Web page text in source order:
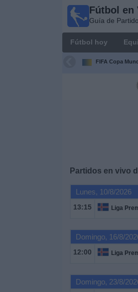
Fútbol en
Guía de
Fútbol hoy
FIFA Copa
Partidos en vivo
Lunes, 10/8/2026
13:15 Liga
Domingo, 16/8/
12:00 Liga
Domingo, 23/8/
Fútbol en
Nicaragua